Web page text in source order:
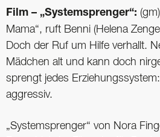
Film – „Systemsprenger“:
Mama“, ruft Benni (Helena
Doch der Ruf um Hilfe verhallt.
Mädchen alt und kann doch
sprengt jedes
aggressiv.
„Systemsprenger“ von Nora